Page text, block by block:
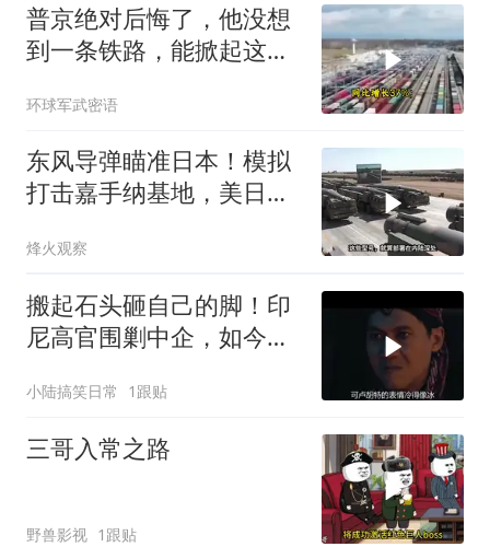
普京绝对后悔了，他没想
到一条铁路，能掀起这么
改写
环球军武密语
东风导弹瞄准日本！模拟
打击嘉手纳基地，美日敢
烽火观察
搬起石头砸自己的脚！印
尼高官围剿中企，如今烂
小陆搞笑日常 1跟贴
三哥入常之路
野兽影视 1跟贴